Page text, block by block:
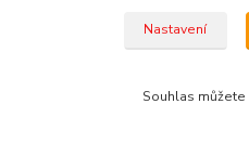
Nastavení
Souhlas